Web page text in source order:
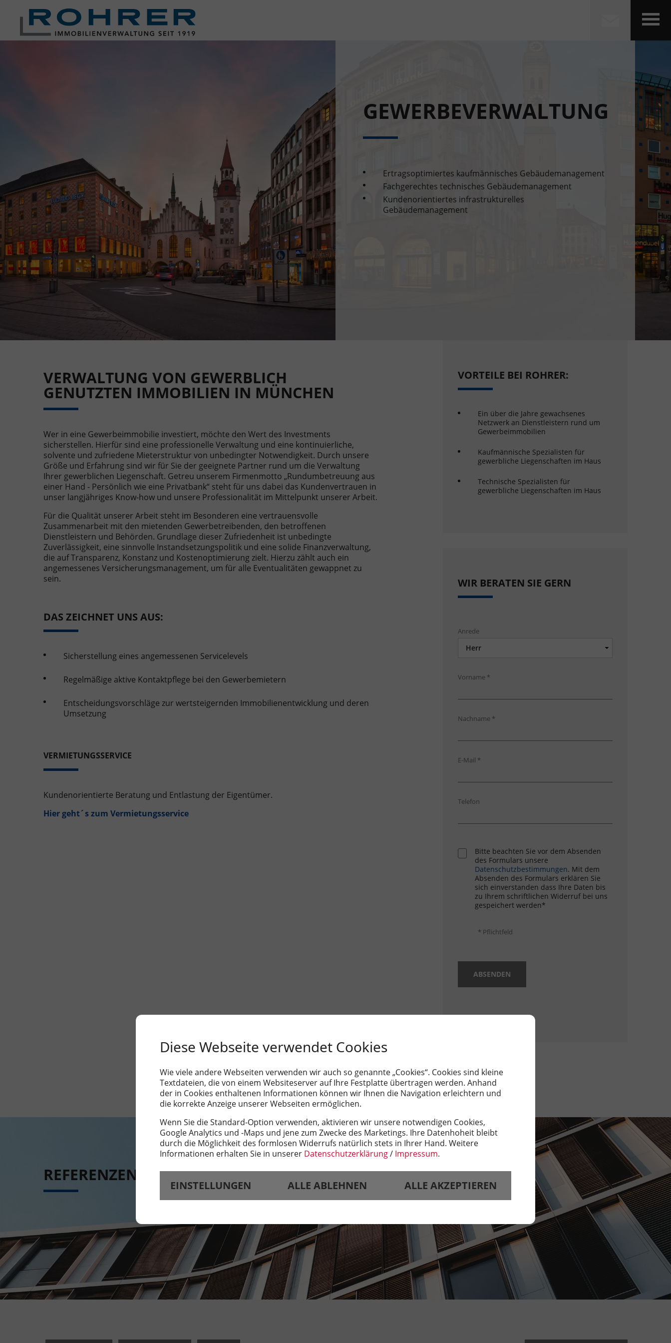
GEWERBEVERWALTUNG
Ertragsoptimiertes kaufmännisches Gebäudemanagement
Fachgerechtes technisches Gebäudemanagement
Kundenorientiertes infrastrukturelles
Gebäudemanagement
VERWALTUNG VON GEWERBLICH
GENUTZTEN IMMOBILIEN IN MÜNCHEN
Wer in eine Gewerbeimmobilie investiert, möchte den Wert des Investments
sicherstellen. Hierfür sind eine professionelle Verwaltung und eine kontinuierliche,
solvente und zufriedene Mieterstruktur von unbedingter Notwendigkeit. Durch unsere
Größe und Erfahrung sind wir für Sie der geeignete Partner rund um die Verwaltung
Ihrer gewerblichen Liegenschaft. Getreu unserem Firmenmotto „Rundumbetreuung aus
einer Hand - Persönlich wie eine Privatbank“ steht für uns dabei das Kundenvertrauen in
unser langjähriges Know-how und unsere Professionalität im Mittelpunkt unserer Arbeit.
Für die Qualität unserer Arbeit steht im Besonderen eine vertrauensvolle
Zusammenarbeit mit den mietenden Gewerbetreibenden, den betroffenen
Dienstleistern und Behörden. Grundlage dieser Zufriedenheit ist unbedingte
Zuverlässigkeit, eine sinnvolle Instandsetzungspolitik und eine solide Finanzverwaltung,
die auf Transparenz, Konstanz und Kostenoptimierung zielt. Hierzu zählt auch ein
angemessenes Versicherungsmanagement, um für alle Eventualitäten gewappnet zu
sein.
DAS ZEICHNET UNS AUS:
Sicherstellung eines angemessenen Servicelevels
Regelmäßige aktive Kontaktpflege bei den Gewerbemietern
Entscheidungsvorschläge zur wertsteigernden Immobilienentwicklung und deren
Umsetzung
VERMIETUNGSSERVICE
Kundenorientierte Beratung und Entlastung der Eigentümer.
Hier geht´s zum Vermietungsservice
VORTEILE BEI ROHRER:
Ein über die Jahre gewachsenes
Netzwerk an Dienstleistern rund um
Gewerbeimmobilien
Kaufmännische Spezialisten für
gewerbliche Liegenschaften im Haus
Technische Spezialisten für
gewerbliche Liegenschaften im Haus
WIR BERATEN SIE GERN
Anrede
Vorname *
Nachname *
E-Mail *
Telefon
Bitte beachten Sie vor dem Absenden
des Formulars unsere
Datenschutzbestimmungen. Mit dem
Absenden des Formulars erklären Sie
sich einverstanden dass Ihre Daten bis
zu Ihrem schriftlichen Widerruf bei uns
gespeichert werden*
* Pflichtfeld
ABSENDEN
REFERENZEN
Diese Webseite verwendet Cookies
Wie viele andere Webseiten verwenden wir auch so genannte „Cookies“. Cookies sind kleine
Textdateien, die von einem Websiteserver auf Ihre Festplatte übertragen werden. Anhand
der in Cookies enthaltenen Informationen können wir Ihnen die Navigation erleichtern und
die korrekte Anzeige unserer Webseiten ermöglichen.
Wenn Sie die Standard-Option verwenden, aktivieren wir unsere notwendigen Cookies,
Google Analytics und -Maps und jene zum Zwecke des Marketings. Ihre Datenhoheit bleibt
durch die Möglichkeit des formlosen Widerrufs natürlich stets in Ihrer Hand. Weitere
Informationen erhalten Sie in unserer Datenschutzerklärung/ Impressum.
EINSTELLUNGEN ALLE ABLEHNEN ALLE AKZEPTIEREN